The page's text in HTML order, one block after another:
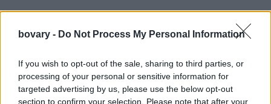
bovary - Do Not Process My Personal Information
If you wish to opt-out of the sale, sharing to third parties, or
processing of your personal or sensitive information for
targeted advertising by us, please use the below opt-out
section to confirm your selection. Please note that after your